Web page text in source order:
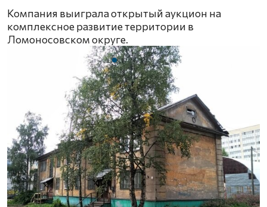
Компания выиграла открытый аукцион на
комплексное развитие территории в
Ломоносовском округе.